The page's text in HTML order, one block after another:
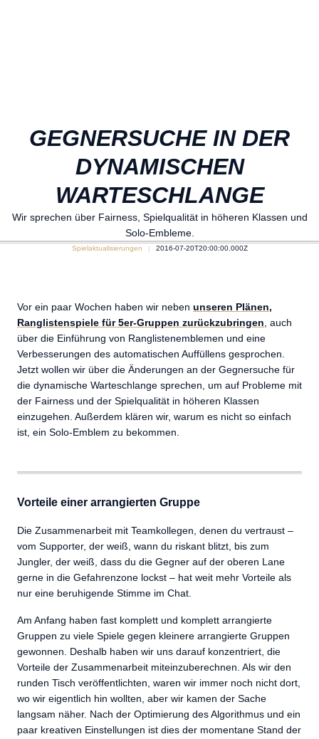
GEGNERSUCHE IN DER
DYNAMISCHEN
WARTESCHLANGE
Wir sprechen über Fairness, Spielqualität in höheren Klassen und
Solo-Embleme.
Spielaktualisierungen 2016-07-20T20:00:00.000Z
Vor ein paar Wochen haben wir neben unseren Plänen,
Ranglistenspiele für 5er-Gruppen zurückzubringen , auch
über die Einführung von Ranglistenemblemen und eine
Verbesserungen des automatischen Auffüllens gesprochen.
Jetzt wollen wir über die Änderungen an der Gegnersuche für
die dynamische Warteschlange sprechen, um auf Probleme mit
der Fairness und der Spielqualität in höheren Klassen
einzugehen. Außerdem klären wir, warum es nicht so einfach
ist, ein Solo-Emblem zu bekommen.
Vorteile einer arrangierten Gruppe
Die Zusammenarbeit mit Teamkollegen, denen du vertraust –
vom Supporter, der weiß, wann du riskant blitzt, bis zum
Jungler, der weiß, dass du die Gegner auf der oberen Lane
gerne in die Gefahrenzone lockst – hat weit mehr Vorteile als
nur eine beruhigende Stimme im Chat.
Am Anfang haben fast komplett und komplett arrangierte
Gruppen zu viele Spiele gegen kleinere arrangierte Gruppen
gewonnen. Deshalb haben wir uns darauf konzentriert, die
Vorteile der Zusammenarbeit miteinzuberechnen. Als wir den
runden Tisch veröffentlichten, waren wir immer noch nicht dort,
wo wir eigentlich hin wollten, aber wir kamen der Sache
langsam näher. Nach der Optimierung des Algorithmus und ein
paar kreativen Einstellungen ist dies der momentane Stand der